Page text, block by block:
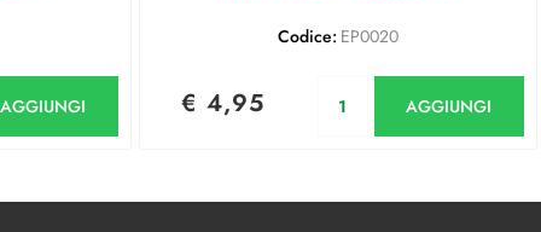
AGGIUNGI
Codice: EP0020
€ 4,95 AGGIUNGI